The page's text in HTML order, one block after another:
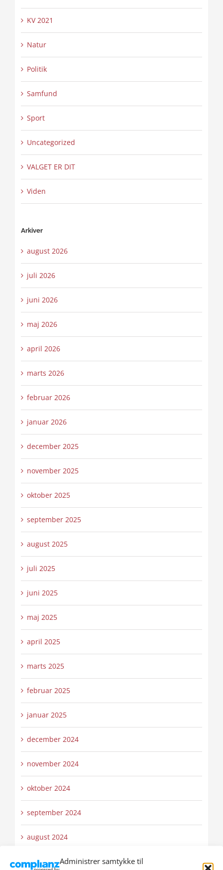
Administrer samtykke til
KV 2021
Natur
Politik
Samfund
Sport
Uncategorized
VALGET ER DIT
Viden
Arkiver
august 2026
juli 2026
juni 2026
maj 2026
april 2026
marts 2026
februar 2026
januar 2026
december 2025
november 2025
oktober 2025
september 2025
august 2025
juli 2025
juni 2025
maj 2025
april 2025
marts 2025
februar 2025
januar 2025
december 2024
november 2024
oktober 2024
september 2024
august 2024
juli 2024